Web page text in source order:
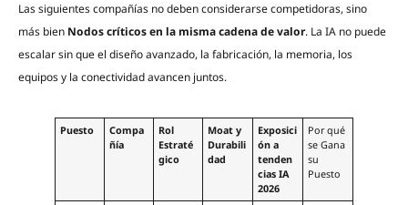
Las siguientes compañías no deben considerarse competidoras, sino
más bien Nodos críticos en la misma cadena de valor. La IA no puede
escalar sin que el diseño avanzado, la fabricación, la memoria, los
equipos y la conectividad avancen juntos.
Puesto
Compa
ñía
Rol
Estraté
gico
Moat y
Durabili
dad
Exposici
ón a
tenden
cias IA
2026
Por qué
se Gana
su
Puesto